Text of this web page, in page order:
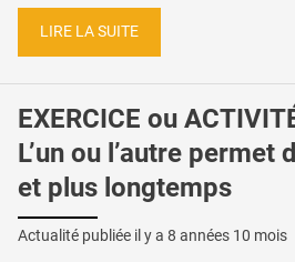
LIRE LA SUITE
EXERCICE ou
L’un ou l’autre permet
et plus longtemps
Actualité publiée il y a 8 années 10 mois